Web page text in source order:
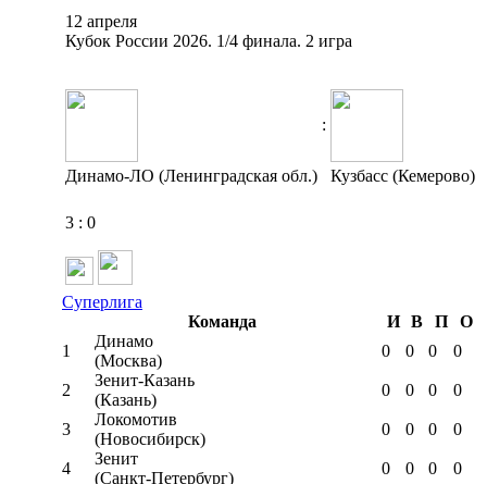
12 апреля
Кубок России 2026. 1/4 финала. 2 игра
:
Динамо-ЛО (Ленинградская обл.) Кузбасс (Кемерово)
3 : 0
Суперлига
Команда
И В П
О
1
Динамо
(Москва)
0 0 0 0
2
Зенит-Казань
(Казань)
0 0 0 0
3
Локомотив
(Новосибирск)
0 0 0 0
4
Зенит
(Санкт-Петербург)
0 0 0 0